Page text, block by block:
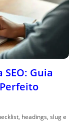
Guia
headings, slug e